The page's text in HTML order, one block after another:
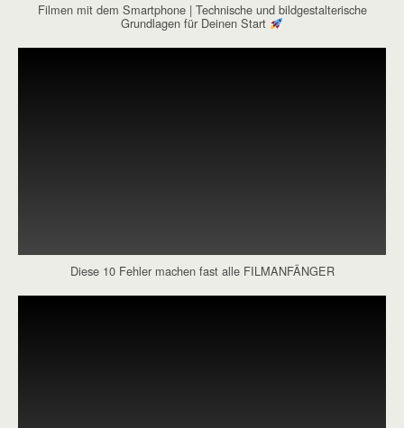
Filmen mit dem Smartphone | Technische und bildgestalterische
Grundlagen für Deinen Start
Diese 10 Fehler machen fast alle FILMANFÄNGER